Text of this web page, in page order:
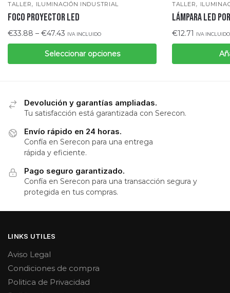
TALLER, ILUMINACIÓN INDUSTRIAL
Foco proyector LED
€33.88 – €47.43 IVA INCLUIDO
Seleccionar opciones
TALLER,
LÁMPARA LED
€12.71 IVA INCLUIDO
Devolución y garantías ampliadas.
Tu satisfacción está garantizada con Serecon.
Envío rápido en 24 horas.
Confía en Serecon para una entrega
rápida y eficiente.
Pago seguro garantizado.
Confía en Serecon para una transacción segura y
protegida en tus compras.
LINKS UTILES
Aviso Legal
Condiciones de compra
Politica de Privacidad